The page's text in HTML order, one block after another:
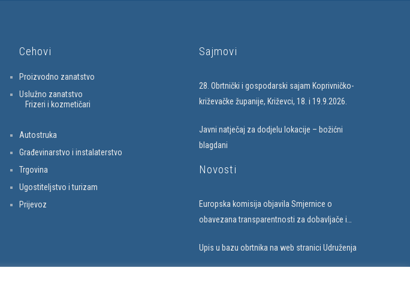
Cehovi
Proizvodno zanatstvo
Uslužno zanatstvo
Frizeri i kozmetičari
Autostruka
Građevinarstvo i instalaterstvo
Trgovina
Ugostiteljstvo i turizam
Prijevoz
Sajmovi
28. Obrtnički i gospodarski sajam Koprivničko-
križevačke županije, Križevci, 18. i 19.9.2026.
Javni natječaj za dodjelu lokacije – božićni
blagdani
Novosti
Europska komisija objavila Smjernice o
obavezana transparentnosti za dobavljače i
Upis u bazu obrtnika na web stranici Udruženja